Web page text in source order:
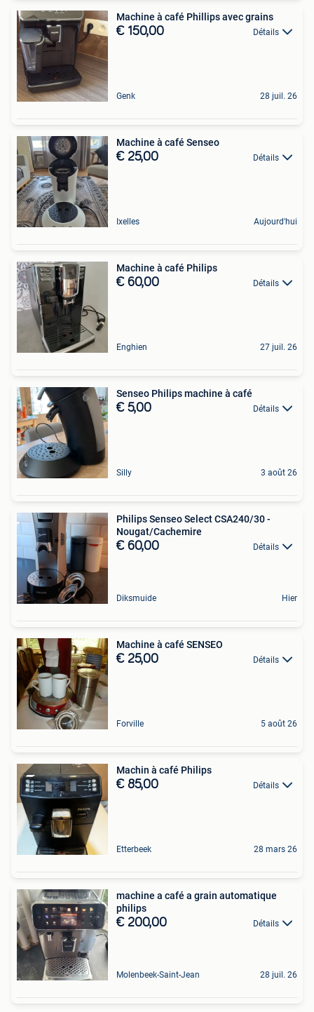
Machine à café Phillips avec grains
€ 150,00 Détails
Genk 28 juil. 26
Machine à café Senseo
€ 25,00 Détails
Ixelles Aujourd'hui
Machine à café Philips
€ 60,00 Détails
Enghien 27 juil. 26
Senseo Philips machine à café
€ 5,00 Détails
Silly 3 août 26
Philips Senseo Select CSA240/30 -
Nougat/Cachemire
€ 60,00 Détails
Diksmuide Hier
Machine à café SENSEO
€ 25,00 Détails
Forville 5 août 26
Machin à café Philips
€ 85,00 Détails
Etterbeek 28 mars 26
machine a café a grain automatique
philips
€ 200,00 Détails
Molenbeek-Saint-Jean 28 juil. 26